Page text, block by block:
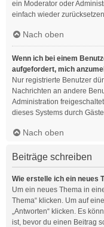
ein Moderator oder
einfach wieder
Nach oben
Wenn ich bei einem
aufgefordert, mich
Nur registrierte Benutzer
Nachrichten an andere
Administration
dieses Systems durch
Nach oben
Beiträge schreiben
Wie erstelle ich ein neues
Um ein neues Thema in
Thema“ klicken. Um auf
„Antworten“ klicken. Es
ist, bevor du einen Beitrag